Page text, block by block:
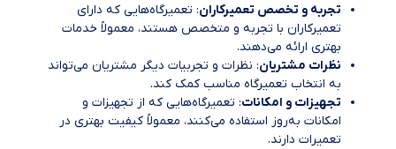
تجربه و تخصص تعمیرکاران: تعمیرگاه‌هایی که دارای
تعمیرکاران با تجربه و متخصص هستند، معمولاً خدمات
بهتری ارائه می‌دهند.
نظرات مشتریان: نظرات و تجربیات دیگر مشتریان می‌تواند
به انتخاب تعمیرگاه مناسب کمک کند.
تجهیزات و امکانات: تعمیرگاه‌هایی که از تجهیزات و
امکانات به‌روز استفاده می‌کنند، معمولاً کیفیت بهتری در
تعمیرات دارند.